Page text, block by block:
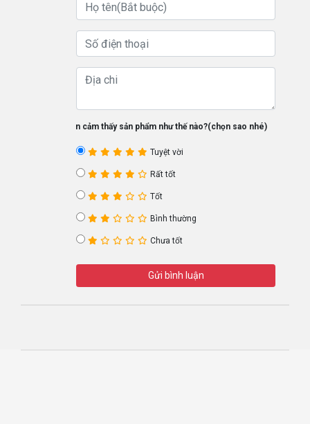
Bạn cảm thấy sản phẩm như thế nào?(chọn sao nhé)
Tuyệt vời
Rất tốt
Tốt
Bình thường
Chưa tốt
Gửi bình luận